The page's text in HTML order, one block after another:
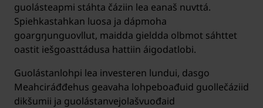
guolásteapmi stáhta čáziin lea eanaš nuvttá.
Spiehkastahkan luosa ja dápmoha
goargŋunguovllut, maidda gieldda olbmot sáhttet
oastit iešgoasttádusa hattiin áigodatlobi.
Guolástanlohpi lea investeren lundui, dasgo
Meahciráđđehus geavaha lohpeboađuid guollečáziid
dikšumii ja guolástanvejolašvuođaid